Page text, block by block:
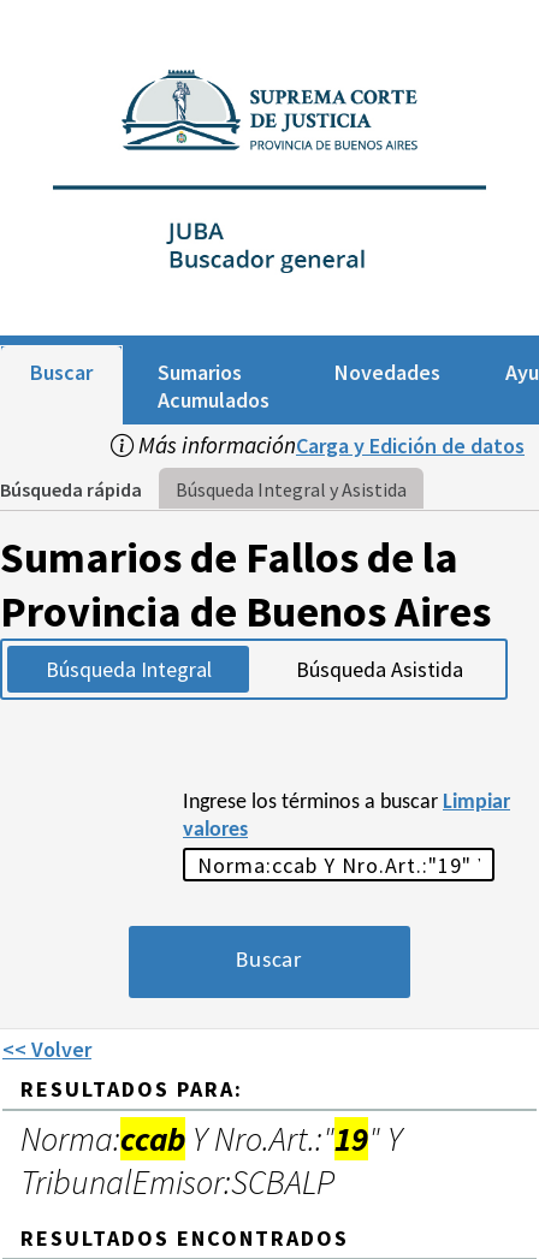
Buscar
Sumarios
Acumulados
Novedades
Más informaciónCarga y Edición de datos
Búsqueda rápida Búsqueda Integral y Asistida
Sumarios de Fallos de la
Provincia de Buenos Aires
Búsqueda Integral Búsqueda Asistida
Ingrese los términos a buscar Limpiar
valores
<< Volver
RESULTADOS PARA:
Norma:ccab Y Nro.Art.:"19" Y
TribunalEmisor:SCBALP
RESULTADOS ENCONTRADOS